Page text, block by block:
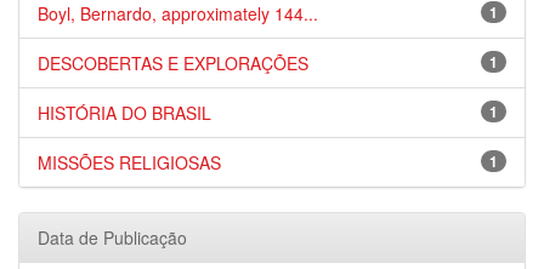
1
Boyl, Bernardo, approximately 144...
1
DESCOBERTAS E EXPLORAÇÕES
1
HISTÓRIA DO BRASIL
1
MISSÕES RELIGIOSAS
Data de Publicação